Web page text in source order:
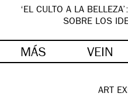
‘EL CULTO A LA
SOBRE LOS
MÁS VEIN
ART